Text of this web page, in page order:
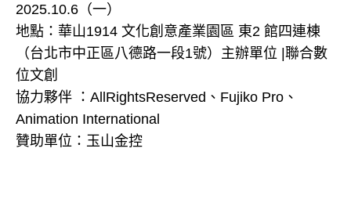
2025.10.6（一）
地點：華山1914 文化創意產業園區 東2 館四連棟
（台北市中正區八德路一段1號）主辦單位 |聯合數
位文創
協力夥伴 ：AllRightsReserved、Fujiko Pro、
Animation International
贊助單位：玉山金控